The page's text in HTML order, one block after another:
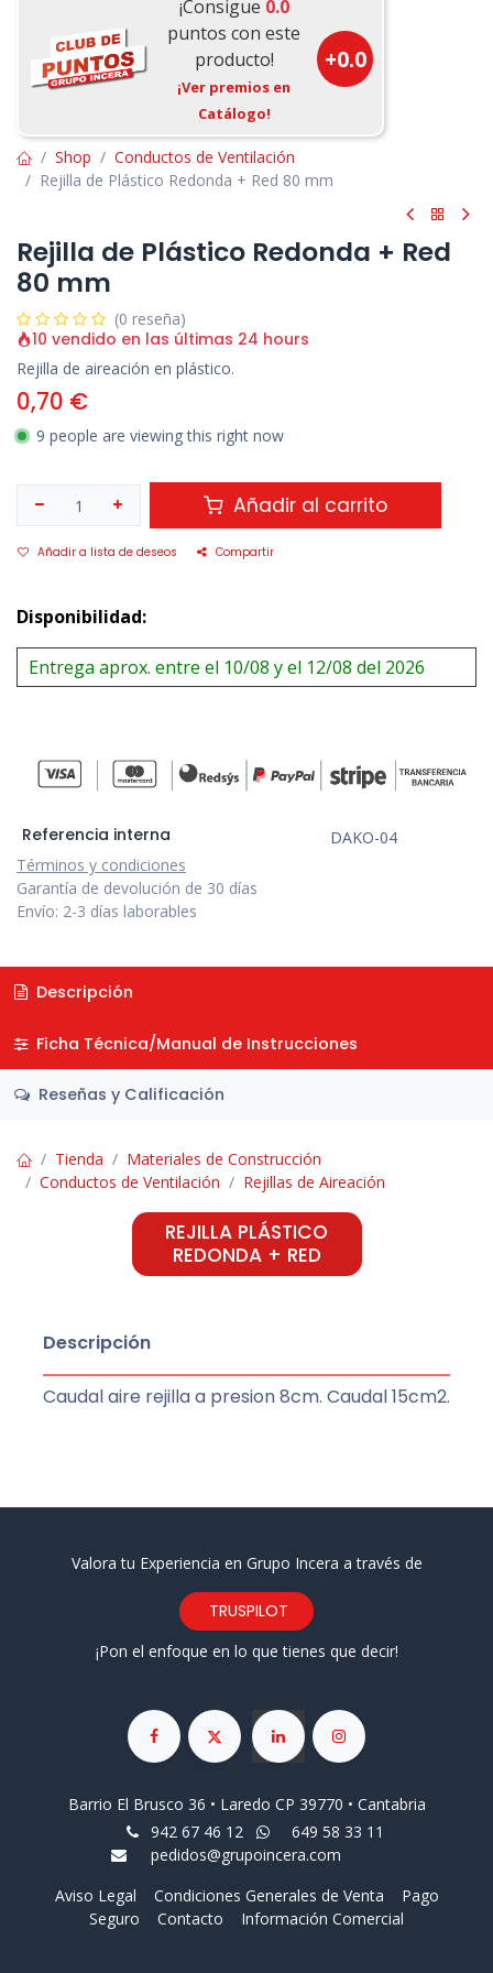
¡Consigue 0.0
puntos con este
producto!
¡Ver premios en
Catálogo!
+0.0
Shop
Conductos de Ventilación
Rejilla de Plástico Redonda + Red 80 mm
Rejilla de Plástico Redonda + Red
80 mm
(0 reseña)
10 vendido en las últimas 24 hours
Rejilla de aireación en plástico.
0,70 €
9 people are viewing this right now
Añadir al carrito
Añadir a lista de deseos Compartir
Disponibilidad:
Entrega aprox. entre el 10/08 y el 12/08 del 2026
Referencia interna
DAKO-04
Términos y condiciones
Garantía de devolución de 30 días
Envío: 2-3 días laborables
Descripción
Ficha Técnica/Manual de Instrucciones
Reseñas y Calificación
Tienda
Materiales de Construcción
Conductos de Ventilación
Rejillas de Aireación
REJILLA PLÁSTICO
REDONDA + RED
Descripción
Caudal aire rejilla a presion 8cm. Caudal 15cm2.
Valora tu Experiencia en Grupo Incera a través de
TRUSPILOT
¡Pon el enfoque en lo que tienes que decir!
Barrio El Brusco 36 • Laredo CP 39770 • Cantabria
942 67 46 12
649 58 33 11
pedidos@grupoincera.com
Aviso Legal
Condiciones Generales de Venta
Pago
Seguro
Contacto Información Comercial